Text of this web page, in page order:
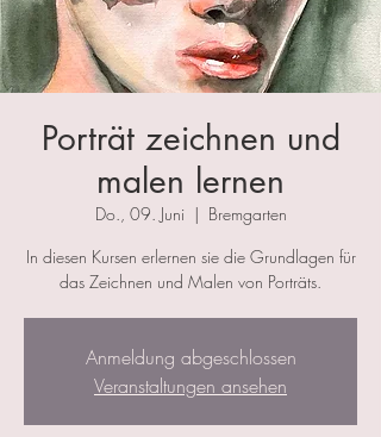
Porträt zeichnen und
malen lernen
Do., 09. Juni
  |
Bremgarten
In diesen Kursen erlernen sie die Grundlagen für
das Zeichnen und Malen von Porträts.
Anmeldung abgeschlossen
Veranstaltungen ansehen